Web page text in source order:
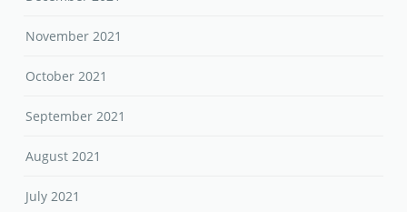
November 2021
October 2021
September 2021
August 2021
July 2021